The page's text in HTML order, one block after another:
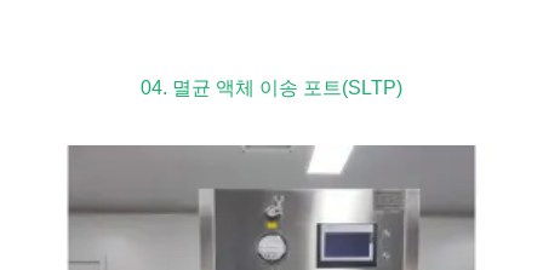
04. 멸균 액체 이송 포트(SLTP)